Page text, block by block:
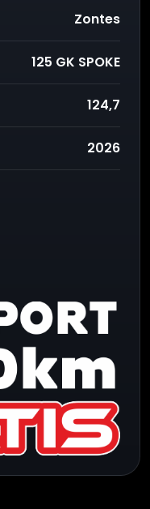
Zontes
125 GK SPOKE
124,7
2026